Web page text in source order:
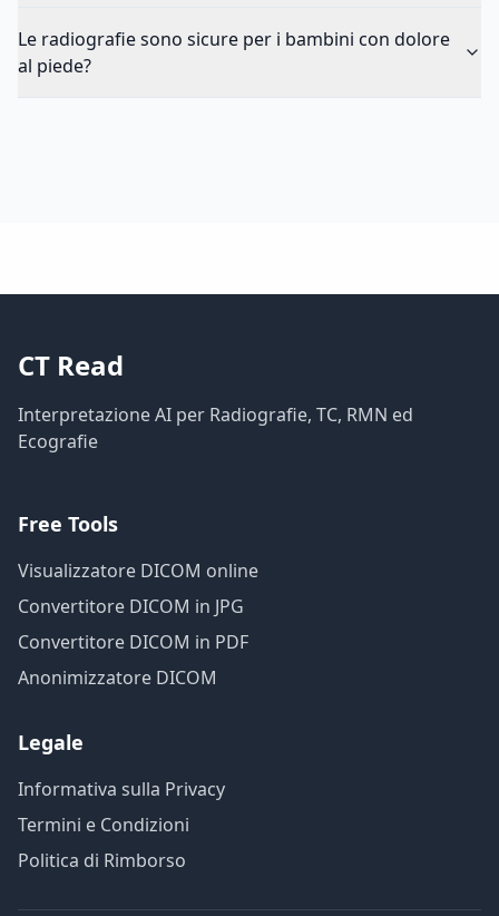
Le radiografie sono sicure per i bambini con dolore
al piede?
CT Read
Interpretazione AI per Radiografie, TC, RMN ed
Ecografie
Free Tools
Visualizzatore DICOM online
Convertitore DICOM in JPG
Convertitore DICOM in PDF
Anonimizzatore DICOM
Legale
Informativa sulla Privacy
Termini e Condizioni
Politica di Rimborso